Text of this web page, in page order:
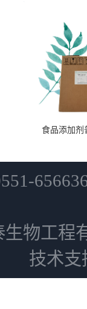
食品添加剂
生物工程
技术